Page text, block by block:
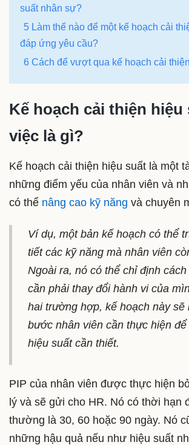
suất nhân sự?
5 Làm thế nào để một kế hoạch cải
đáp ứng yêu cầu?
6 Cách để vượt qua kế hoạch cải
Kế hoạch cải thiện hiệu
việc là gì?
Kế hoạch cải thiện hiệu suất là một
những điểm yếu của nhân viên và
có thể nâng cao kỹ năng và chuyên
Ví dụ, một bản kế hoạch có thể
tiết các kỹ năng mà nhân viên
Ngoài ra, nó có thể chỉ định
cần phải thay đổi hành vi của
hai trường hợp, kế hoạch này sẽ
bước nhân viên cần thực hiện để
hiệu suất cần thiết.
PIP của nhân viên được thực hiện
lý và sẽ gửi cho HR. Nó có thời hạn
thường là 30, 60 hoặc 90 ngày. Nó
những hậu quả nếu như hiệu suất